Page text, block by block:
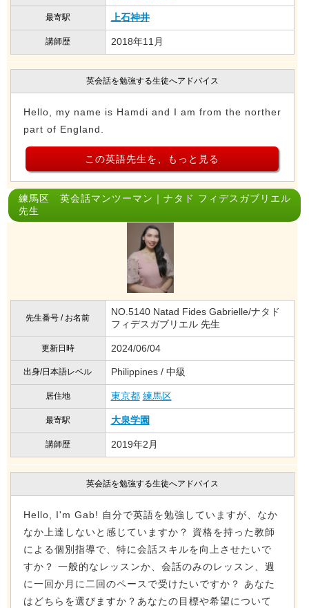
最寄駅 上石神井
講師歴 2018年11月
英会話を勉強する生徒へアドバイス
Hello, my name is Hamdi and I am from the norther
part of England.
この英語先生を、もっと見る
練馬区 英会話マンツーマン｜ナタド フィデスガブリエル
先生
先生番号 / お名前
NO.5140 Natad Fides Gabrielle/ナタド
フィデスガブリエル 先生
更新日時 2024/06/04
出身/日本語レベル Philippines / 中級
居住地 東京都 練馬区
最寄駅 大泉学園
講師歴 2019年2月
英会話を勉強する生徒へアドバイス
Hello, I'm Gab! 自分で英語を勉強していますが、なか
なか上達しないと感じていますか？ 資格を持った教師
による個別指導で、特に会話スキルを向上させたいで
すか？ 一般的なレッスンか、会話のみのレッスン、週
に一回か月に二回のペースで受けたいですか？ あなた
はどちらを選びますか？あなたの目標や希望について